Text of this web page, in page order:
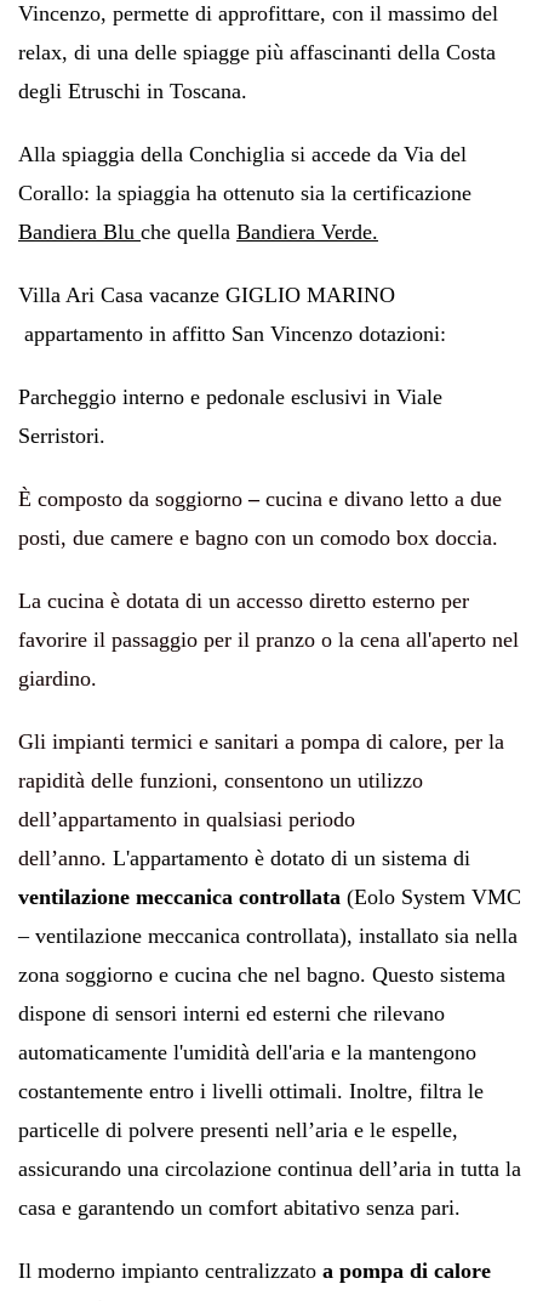
Vincenzo, permette di approfittare, con il massimo del
relax, di una delle spiagge più affascinanti della Costa
degli Etruschi in Toscana.
Alla spiaggia della Conchiglia si accede da Via del
Corallo: la spiaggia ha ottenuto sia la certificazione
Bandiera Blu che quella Bandiera Verde.
Villa Ari Casa vacanze GIGLIO MARINO
appartamento in affitto San Vincenzo dotazioni:
Parcheggio interno e pedonale esclusivi in Viale
Serristori.
È composto da soggiorno– cucina e divano letto a due
posti, due camere e bagno con un comodo box doccia.
La cucina è dotata di un accesso diretto esterno per
favorire il passaggio per il pranzo o la cena all'aperto nel
giardino.
Gli impianti termici e sanitari a pompa di calore, per la
rapidità delle funzioni, consentono un utilizzo
dell’appartamento in qualsiasi periodo
dell’anno. L'appartamento è dotato di un sistema di
ventilazione meccanica controllata (Eolo System VMC
– ventilazione meccanica controllata), installato sia nella
zona soggiorno e cucina che nel bagno. Questo sistema
dispone di sensori interni ed esterni che rilevano
automaticamente l'umidità dell'aria e la mantengono
costantemente entro i livelli ottimali. Inoltre, filtra le
particelle di polvere presenti nell’aria e le espelle,
assicurando una circolazione continua dell’aria in tutta la
casa e garantendo un comfort abitativo senza pari.
Il moderno impianto centralizzato a pompa di calore